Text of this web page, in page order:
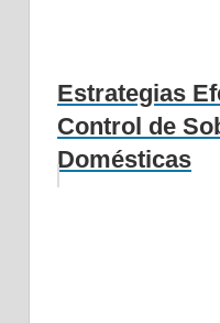
Estrategias
Control de
Domésticas